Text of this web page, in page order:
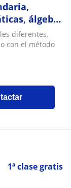
álgebra
diferentes.
con el método
1ª clase gratis